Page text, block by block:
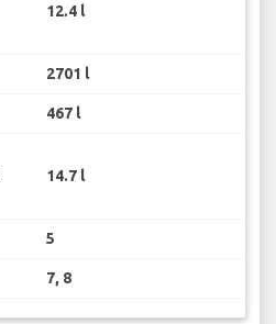
12.4 l
2701 l
467 l
14.7 l
5
7, 8